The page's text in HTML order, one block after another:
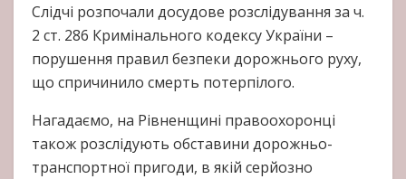
Слідчі розпочали досудове розслідування за ч.
2 ст. 286 Кримінального кодексу України –
порушення правил безпеки дорожнього руху,
що спричинило смерть потерпілого.
Нагадаємо, на Рівненщині правоохоронці
також розслідують обставини дорожньо-
транспортної пригоди, в якій серйозно